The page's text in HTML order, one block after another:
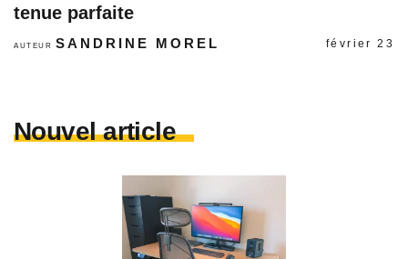
tenue parfaite
AUTEURSANDRINE MOREL février 23
Nouvel article